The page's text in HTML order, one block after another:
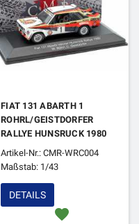
FIAT 131 ABARTH 1
ROHRL/GEISTDORFER
RALLYE HUNSRUCK 1980
1ER
Artikel-Nr.: CMR-WRC004
Maßstab: 1/43
favorite
DETAILS